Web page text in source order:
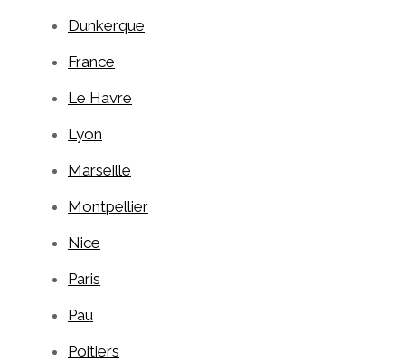
Dunkerque
France
Le Havre
Lyon
Marseille
Montpellier
Nice
Paris
Pau
Poitiers